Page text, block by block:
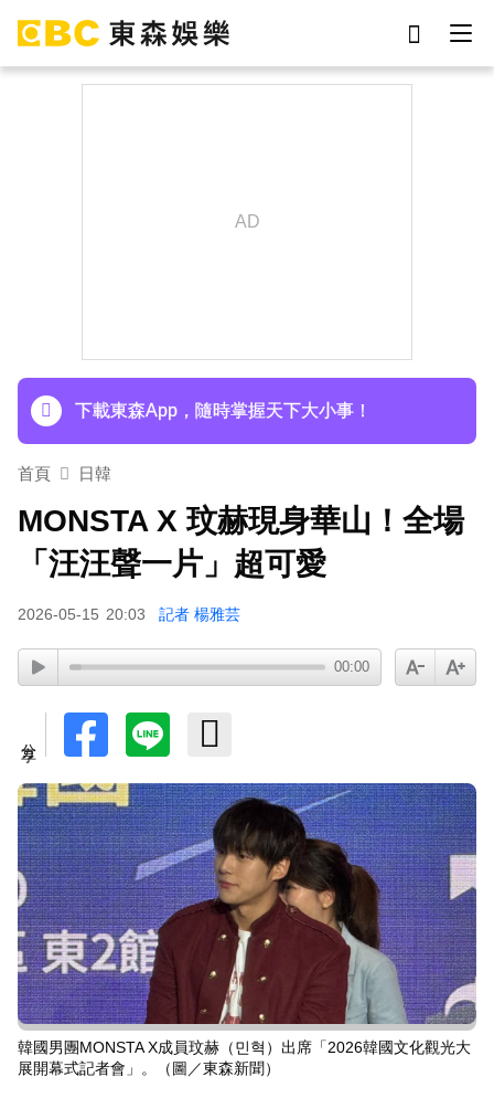
下載東森App，隨時掌握天下大小事！
首頁 日韓
MONSTA X 玟赫現身華山！全場
「汪汪聲一片」超可愛
2026-05-15 20:03 記者 楊雅芸
00:00
韓國男團MONSTA X成員玟赫（민혁）出席「2026韓國文化觀光大
展開幕式記者會」。（圖／東森新聞）